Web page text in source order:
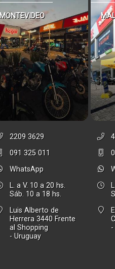
MONTEVIDEO
2209 3629
091 325 011
WhatsApp
L. a V. 10 a 20 hs.
Sáb. 10 a 18 hs.
Luis Alberto de
Herrera 3440 Frente
al Shopping
- Uruguay